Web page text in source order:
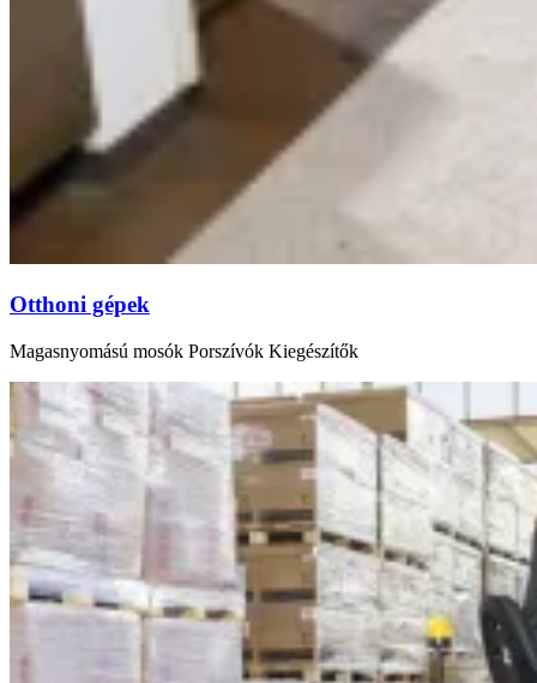
Otthoni gépek
Magasnyomású mosók Porszívók Kiegészítők